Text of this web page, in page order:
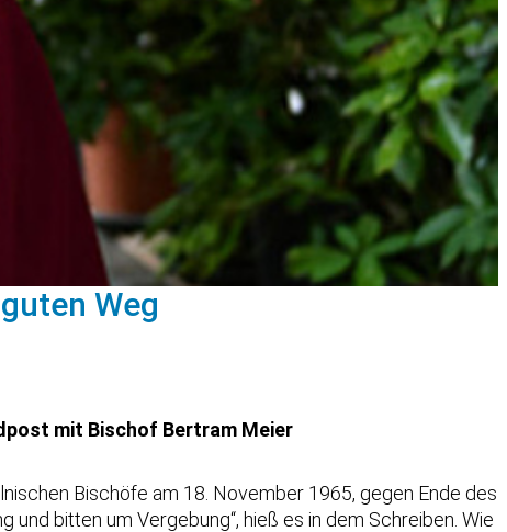
Weg
mit Bischof Bertram Meier
Bischöfe am 18. November 1965, gegen Ende des
bitten um Vergebung“, hieß es in dem Schreiben. Wie